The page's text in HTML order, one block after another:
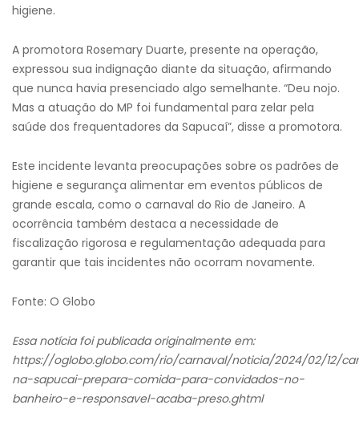
higiene.
A promotora Rosemary Duarte, presente na operação,
expressou sua indignação diante da situação, afirmando
que nunca havia presenciado algo semelhante. “Deu nojo.
Mas a atuação do MP foi fundamental para zelar pela
saúde dos frequentadores da Sapucaí”, disse a promotora.
Este incidente levanta preocupações sobre os padrões de
higiene e segurança alimentar em eventos públicos de
grande escala, como o carnaval do Rio de Janeiro. A
ocorrência também destaca a necessidade de
fiscalização rigorosa e regulamentação adequada para
garantir que tais incidentes não ocorram novamente.
Fonte: O Globo
Essa notícia foi publicada originalmente em:
https://oglobo.globo.com/rio/carnaval/noticia/2024/02/12/
na-sapucai-prepara-comida-para-convidados-no-
banheiro-e-responsavel-acaba-preso.ghtml